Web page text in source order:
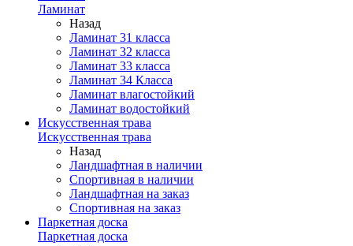
Ламинат
Назад
Ламинат 31 класса
Ламинат 32 класса
Ламинат 33 класса
Ламинат 34 Класса
Ламинат влагостойкий
Ламинат водостойкий
Искусственная трава
Искусственная трава
Назад
Ландшафтная в наличии
Спортивная в наличии
Ландшафтная на заказ
Спортивная на заказ
Паркетная доска
Паркетная доска